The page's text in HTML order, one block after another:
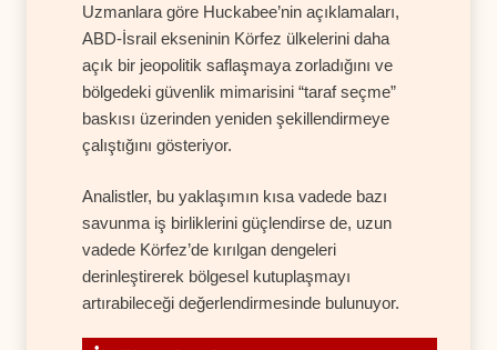
Uzmanlara göre Huckabee’nin açıklamaları,
ABD-İsrail ekseninin Körfez ülkelerini daha
açık bir jeopolitik saflaşmaya zorladığını ve
bölgedeki güvenlik mimarisini “taraf seçme”
baskısı üzerinden yeniden şekillendirmeye
çalıştığını gösteriyor.
Analistler, bu yaklaşımın kısa vadede bazı
savunma iş birliklerini güçlendirse de, uzun
vadede Körfez’de kırılgan dengeleri
derinleştirerek bölgesel kutuplaşmayı
artırabileceği değerlendirmesinde bulunuyor.